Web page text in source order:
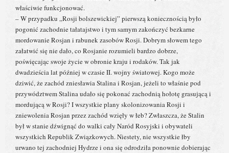
właściwie funkcjonować.
– W przypadku „Rosji bolszewickiej” pierwszą koniecznością było
pogonić zachodnie tałatajstwo i tym samym zakończyć bezkarne
mordowanie Rosjan i rabunek zasobów Rosji. Dobrym słowem tego
załatwić się nie dało, co Rosjanie rozumieli bardzo dobrze,
poświęcając swoje życie w obronie kraju i rodaków. Tak jak
dwadzieścia lat później w czasie II. wojny światowej. Kogo może
dziwić, że zachód zniesławia Stalina i Rosjan, jeżeli to właśnie pod
przywództwem Stalina udało się pokonać zachodnią hołotę grasującą i
mordującą w Rosji? I wszystkie plany skolonizowania Rosji i
zniewolenia Rosjan przez zachód wzięły w łeb? Zwłaszcza, że Stalin
był w stanie dźwignąć do walki cały Naród Rosyjski i obywateli
wszystkich Republik Związkowych. Niestety, nie wszystkie łby
urwano tej zachodniej Hydrze i ona się odrodziła ponownie dobierając